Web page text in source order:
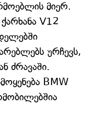
მიერ.
V12
ურჩევს,
ძრავაში.
BMW